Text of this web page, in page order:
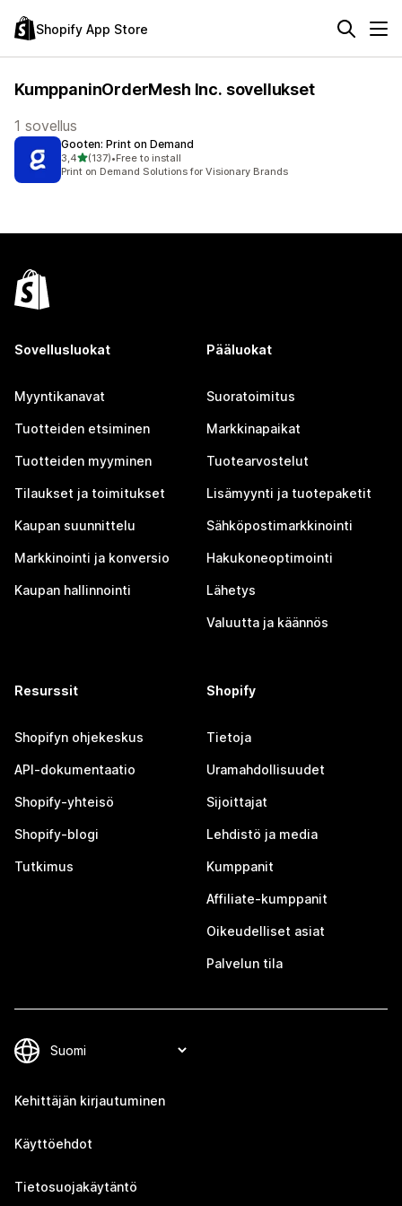
Shopify App Store
KumppaninOrderMesh Inc. sovellukset
1 sovellus
Gooten: Print on Demand
3,4/ 5 tähteä
(137)
137 arvostelua yhteensä
•Free to install
Print on Demand Solutions for Visionary Brands
Sovellusluokat
Myyntikanavat
Tuotteiden etsiminen
Tuotteiden myyminen
Tilaukset ja toimitukset
Kaupan suunnittelu
Markkinointi ja konversio
Kaupan hallinnointi
Pääluokat
Suoratoimitus
Markkinapaikat
Tuotearvostelut
Lisämyynti ja tuotepaketit
Sähköpostimarkkinointi
Hakukoneoptimointi
Lähetys
Valuutta ja käännös
Resurssit
Shopifyn ohjekeskus
API-dokumentaatio
Shopify-yhteisö
Shopify-blogi
Tutkimus
Shopify
Tietoja
Uramahdollisuudet
Sijoittajat
Lehdistö ja media
Kumppanit
Affiliate-kumppanit
Oikeudelliset asiat
Palvelun tila
Kehittäjän kirjautuminen
Käyttöehdot
Tietosuojakäytäntö